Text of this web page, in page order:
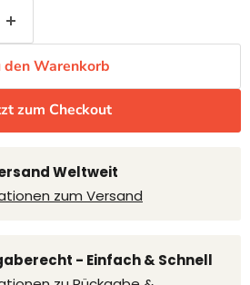
den Warenkorb
zum Checkout
Weltweit
zum Versand
- Einfach & Schnell